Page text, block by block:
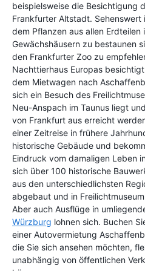
beispielsweise die Besichtigung
Frankfurter Altstadt.
dem Pflanzen aus allen Erdteilen
Gewächshäusern zu bestaunen
den Frankfurter Zoo zu
Nachttierhaus Europas
dem Mietwagen nach
sich ein Besuch des
Neu-Anspach im Taunus liegt
von Frankfurt aus erreicht
einer Zeitreise in frühere
historische Gebäude und
Eindruck vom damaligen Leben
sich über 100 historische
aus den unterschiedlichsten
abgebaut und in
Aber auch Ausflüge in
Würzburg lohnen sich. Buchen
einer Autovermietung
die Sie sich ansehen möchten,
unabhängig von öffentlichen